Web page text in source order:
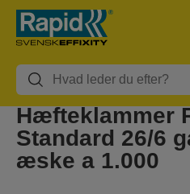
Hæfteklammer
Standard 26/6
æske a 1.000